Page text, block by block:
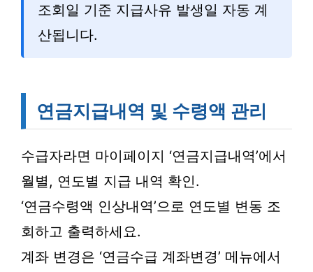
조회일 기준 지급사유 발생일 자동 계
산됩니다.
연금지급내역 및 수령액 관리
수급자라면 마이페이지 ‘연금지급내역’에서
월별, 연도별 지급 내역 확인.
‘연금수령액 인상내역’으로 연도별 변동 조
회하고 출력하세요.
계좌 변경은 ‘연금수급 계좌변경’ 메뉴에서